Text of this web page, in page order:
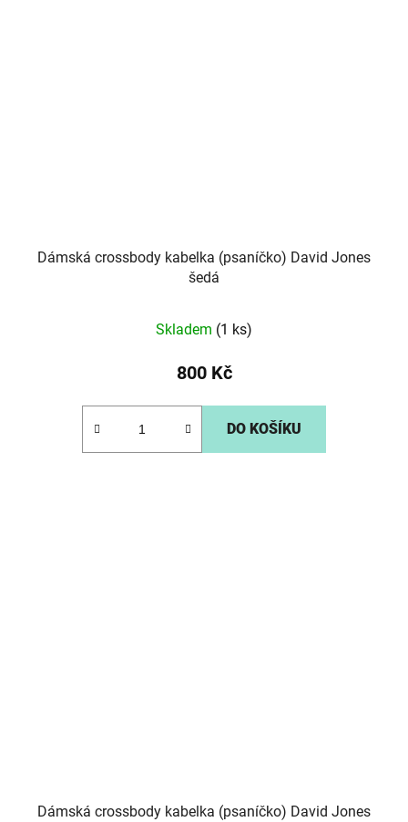
Dámská crossbody kabelka (psaníčko) David Jones
šedá
Skladem (1 ks)
800 Kč
DO KOŠÍKU
Dámská crossbody kabelka (psaníčko) David Jones